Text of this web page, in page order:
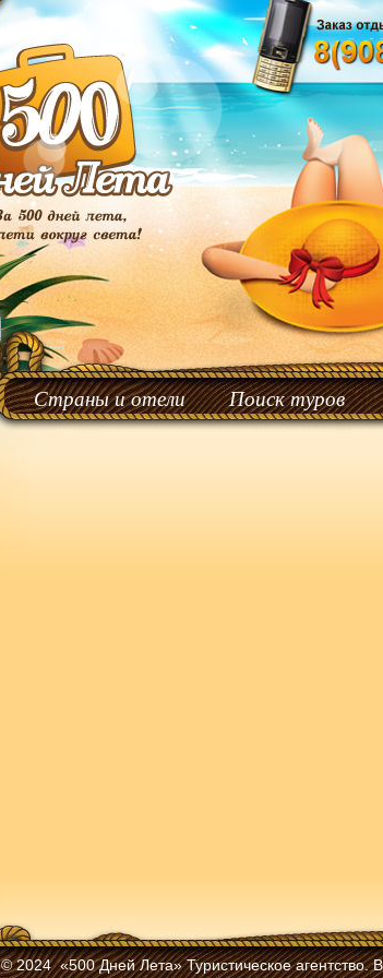
Страны и отели Поиск туров
© 2024 «500 Дней Лета» Туристическое